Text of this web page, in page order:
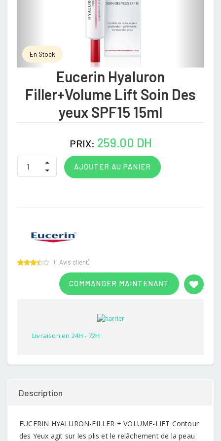
En Stock
Eucerin Hyaluron
Filler+Volume Lift Soin Des
yeux SPF15 15ml
PRIX: 259.00 DH
AJOUTER AU PANIER
COMMANDER MAINTENANT
(1 Avis client)
Livraison en 24H - 72H
Description
EUCERIN HYALURON-FILLER + VOLUME-LIFT Contour
des Yeux agit sur les plis et le relâchement de la peau